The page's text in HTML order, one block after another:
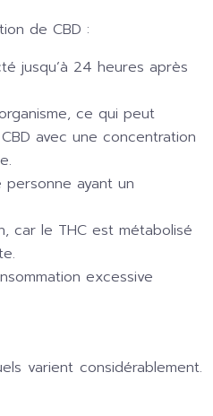
de CBD :
jusqu’à 24 heures après
ce qui peut
avec une concentration
personne ayant un
car le THC est métabolisé
excessive
varient considérablement.